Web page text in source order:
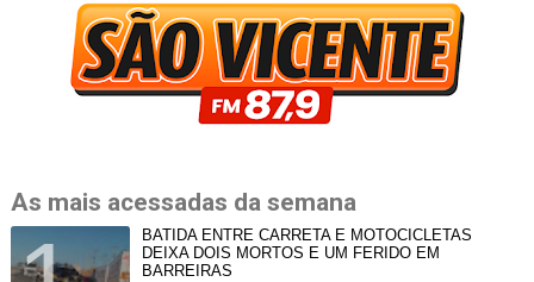
As mais acessadas da semana
BATIDA ENTRE CARRETA E MOTOCICLETAS
DEIXA DOIS MORTOS E UM FERIDO EM
BARREIRAS